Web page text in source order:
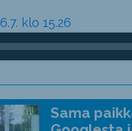
klo 15.26
Sama